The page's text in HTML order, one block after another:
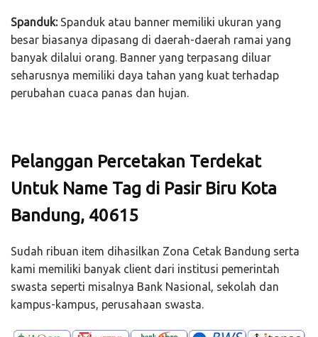
Spanduk:Spanduk atau banner memiliki ukuran yang
besar biasanya dipasang di daerah-daerah ramai yang
banyak dilalui orang. Banner yang terpasang diluar
seharusnya memiliki daya tahan yang kuat terhadap
perubahan cuaca panas dan hujan.
Pelanggan Percetakan Terdekat
Untuk Name Tag di Pasir Biru Kota
Bandung, 40615
Sudah ribuan item dihasilkan Zona Cetak Bandung serta
kami memiliki banyak client dari institusi pemerintah
swasta seperti misalnya Bank Nasional, sekolah dan
kampus-kampus, perusahaan swasta.